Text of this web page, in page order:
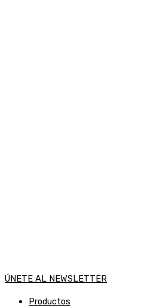
ÚNETE AL NEWSLETTER
Productos